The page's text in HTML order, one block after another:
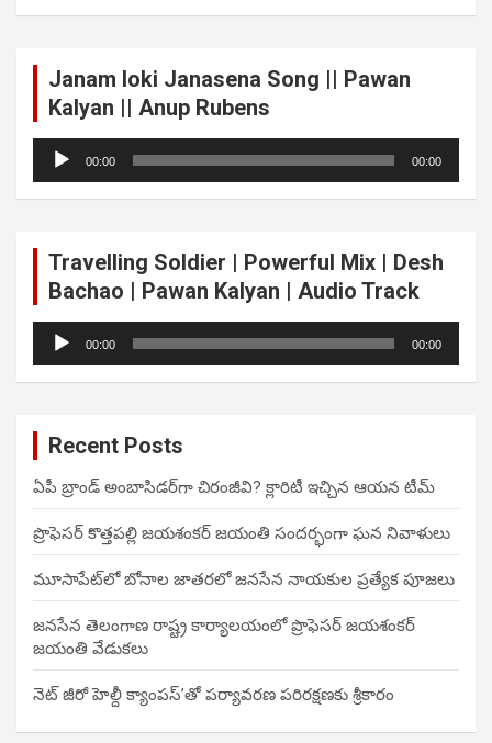
Janam loki Janasena Song || Pawan
Kalyan || Anup Rubens
Audio
Player
00:00 00:00
Travelling Soldier | Powerful Mix | Desh
Bachao | Pawan Kalyan | Audio Track
Audio
Player
00:00 00:00
Recent Posts
ఏపీ బ్రాండ్ అంబాసిడర్‌గా చిరంజీవి? క్లారిటీ ఇచ్చిన ఆయన టీమ్
ప్రొఫెసర్ కొత్తపల్లి జయశంకర్ జయంతి సందర్భంగా ఘన నివాళులు
మూసాపేట్‌లో బోనాల జాతరలో జనసేన నాయకుల ప్రత్యేక పూజలు
జనసేన తెలంగాణ రాష్ట్ర కార్యాలయంలో ప్రొఫెసర్ జయశంకర్
జయంతి వేడుకలు
నెట్ జీరో హెల్దీ క్యాంపస్’తో పర్యావరణ పరిరక్షణకు శ్రీకారం